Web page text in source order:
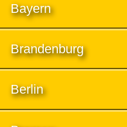
Bayern
Brandenburg
Berlin